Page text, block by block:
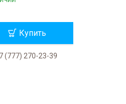
Купить
(777) 270-23-39